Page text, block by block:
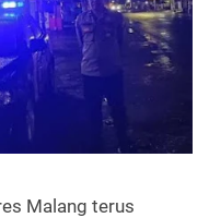
Malang terus